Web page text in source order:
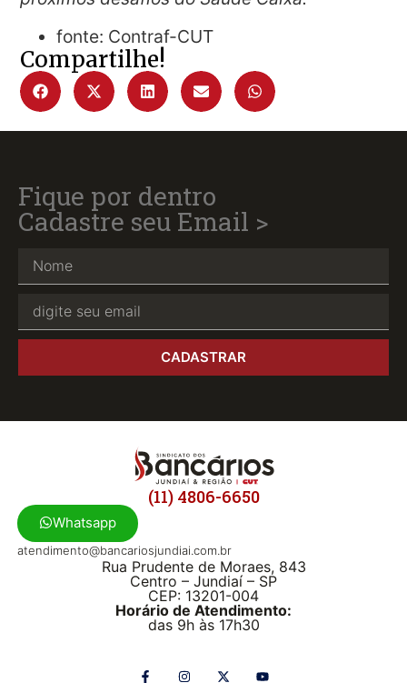
fonte: Contraf-CUT
Compartilhe!
Fique por dentro
Cadastre seu Email >
CADASTRAR
(11) 4806-6650
Whatsapp
atendimento@bancariosjundiai.com.br
Rua Prudente de Moraes, 843
Centro – Jundiaí – SP
CEP: 13201-004
Horário de Atendimento:
das 9h às 17h30